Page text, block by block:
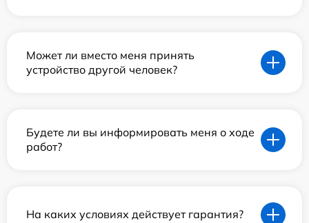
Может ли вместо меня принять
устройство другой человек?
Будете ли вы информировать меня о ходе
работ?
На каких условиях действует гарантия?